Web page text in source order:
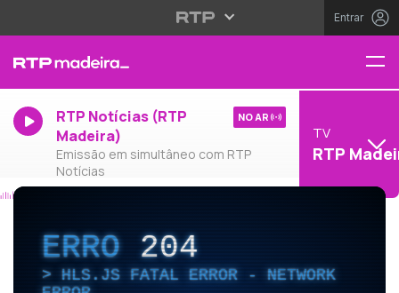
Entrar
RTP Notícias (RTP
Madeira)
Emissão em simultâneo com RTP
Notícias
NO AR
TV
RTP
ERRO204
HLS.JS FATAL ERROR - NETWORK